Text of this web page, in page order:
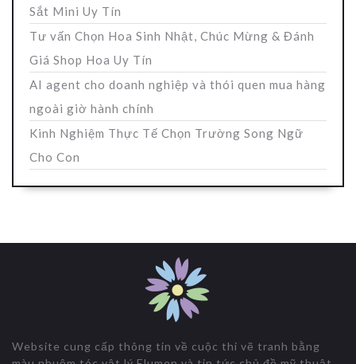
Sắt Mini Uy Tín
Tư vấn Chọn Hoa Sinh Nhật, Chúc Mừng & Đánh
Giá Shop Hoa Uy Tín
AI agent cho doanh nghiệp và thói quen mua hàng
ngoài giờ hành chính
Kinh Nghiệm Thực Tế Chọn Trường Song Ngữ
Cho Con
Website cung cấp thông tin về cuộc thi vẽ tranh bằng